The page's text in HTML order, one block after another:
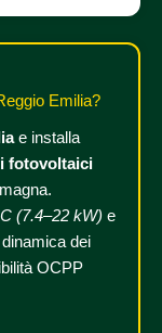
Emilia?
e installa
fotovoltaici
(7.4–22 kW) e
dei
OCPP